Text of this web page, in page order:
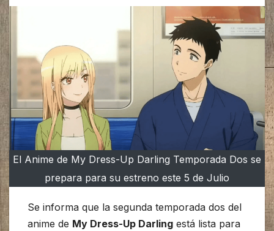
El Anime de My Dress-Up Darling Temporada Dos se
prepara para su estreno este 5 de Julio
Se informa que la segunda temporada dos del
anime de My Dress-Up Darling está lista para